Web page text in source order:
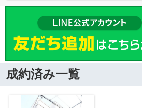
成約済み一覧